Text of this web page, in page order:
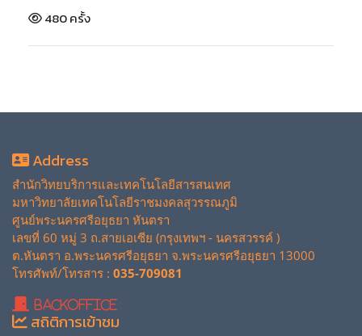
480 ครั้ง
Address
สำนักวิทยบริการและเทคโนโลยีสารสนเทศ
มหาวิทยาลัยเทคโนโลยีราชมงคลสุวรรณภูมิ
ศูนย์พระนครศรีอยุธยา หันตรา
เลขที่ 60 หมู่ 3 ถ.สายเอเซีย (กรุงเทพฯ - นครสวรรค์ )
ต.หันตรา อ.พระนครศรีอยุธยา จ.พระนครศรีอยุธยา 13000
โทรศัพท์/โทรสาร : 035-709081
BackOffice
สถิติการเข้าชม